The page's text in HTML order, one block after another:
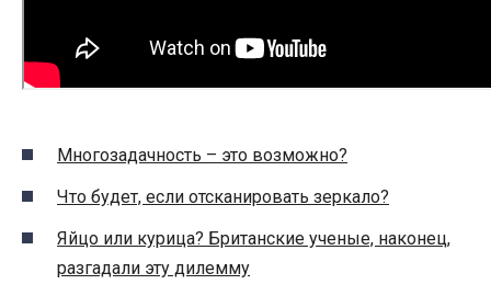
Многозадачность – это возможно?
Что будет, если отсканировать зеркало?
Яйцо или курица? Британские ученые, наконец,
разгадали эту дилемму